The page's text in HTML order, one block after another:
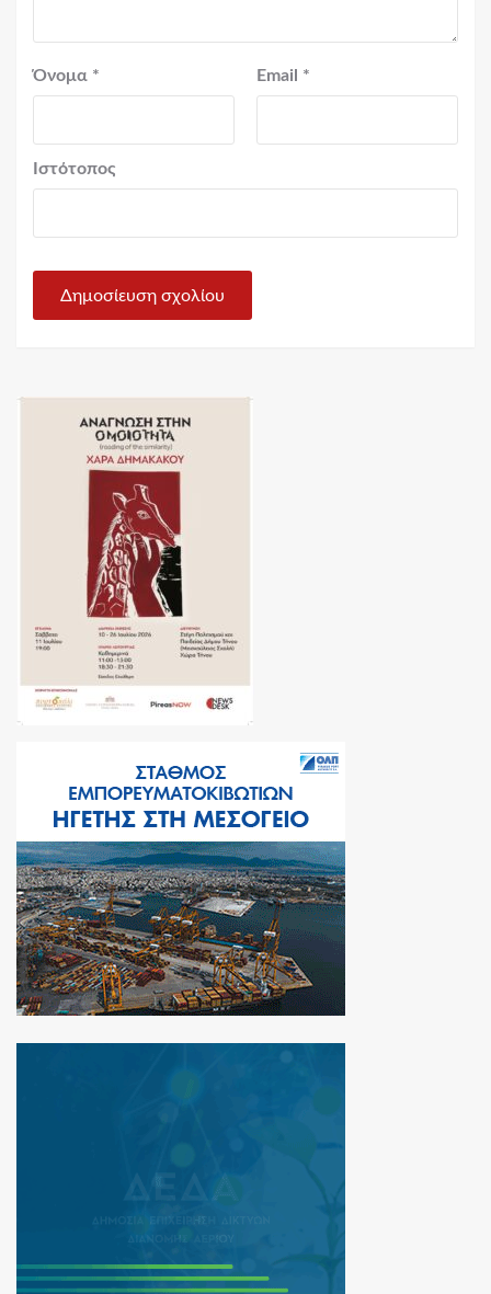
Όνομα * Email *
Ιστότοπος